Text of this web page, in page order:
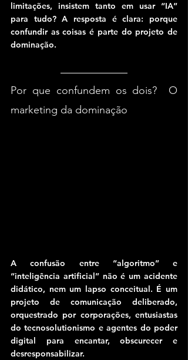
limitações, insistem tanto em usar “IA”
para tudo? A resposta é clara: porque
confundir as coisas é parte do projeto de
dominação.
Por que confundem os dois?  O
marketing da dominação
A confusão entre “algoritmo” e
“inteligência artificial” não é um acidente
didático, nem um lapso conceitual. É um
projeto de comunicação deliberado,
orquestrado por corporações, entusiastas
do tecnosolutionismo e agentes do poder
digital para encantar, obscurecer e
desresponsabilizar.